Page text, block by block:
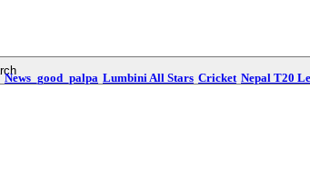
News_good_palpa Lumbini All Stars Cricket Nepal T20